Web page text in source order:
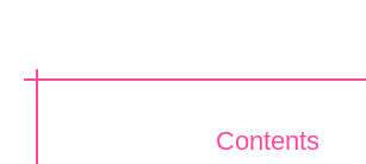
Contents